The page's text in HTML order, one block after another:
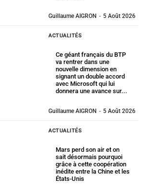
Guillaume AIGRON - 5 Août 2026
ACTUALITÉS
Ce géant français du BTP
va rentrer dans une
nouvelle dimension en
signant un double accord
avec Microsoft qui lui
donnera une avance sur...
Guillaume AIGRON - 5 Août 2026
ACTUALITÉS
Mars perd son air et on
sait désormais pourquoi
grâce à cette coopération
inédite entre la Chine et les
États-Unis